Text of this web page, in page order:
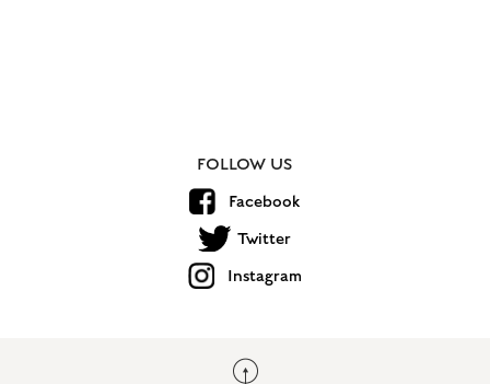
FOLLOW US
Facebook
Twitter
Instagram